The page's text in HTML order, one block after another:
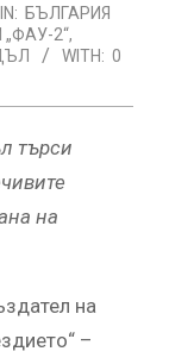
IN: БЪЛГАРИЯ
„ФАУ-2“,
WITH: 0
търси
на
на
–